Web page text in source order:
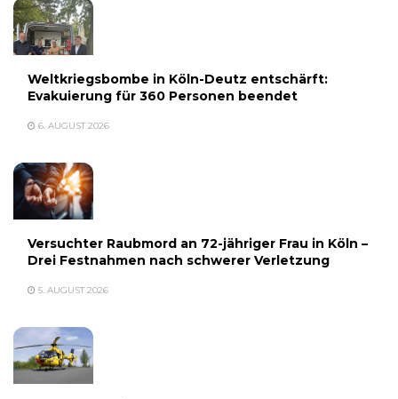
Weltkriegsbombe in Köln-Deutz entschärft:
Evakuierung für 360 Personen beendet
6. AUGUST 2026
Versuchter Raubmord an 72-jähriger Frau in Köln –
Drei Festnahmen nach schwerer Verletzung
5. AUGUST 2026